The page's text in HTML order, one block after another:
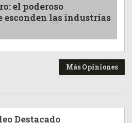
el poderoso
esconden las industrias
Más Opiniones
Destacado